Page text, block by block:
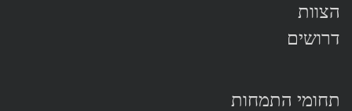
הצוות
דרושים
תחומי התמחות